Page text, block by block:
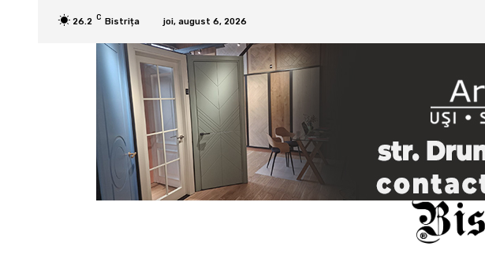
26.2 C Bistrița joi, august 6, 2026